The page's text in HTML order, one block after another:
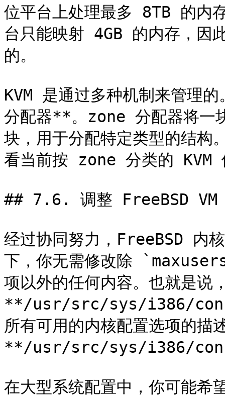
位平台上处理最多 8TB 的内
台只能映射 4GB 的内存，因
的。
KVM 是通过多种机制来管理
分配器**。zone 分配器将一
块，用于分配特定类型的结
看当前按 zone 分类的 KVM
## 7.6. 调整 FreeBSD VM
经过协同努力，FreeBSD 内
下，你无需修改除
项以外的任何内容。也就是说
**/usr/src/sys/i386/conf/
所有可用的内核配置选项的描
**/usr/src/sys/i386/
在大型系统配置中，你可能